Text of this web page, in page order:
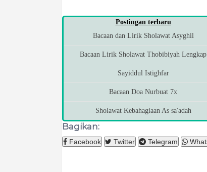
Postingan terbaru
Bacaan dan Lirik Sholawat Asyghil
Bacaan Lirik Sholawat Thobibiyah Lengkap
Sayiddul Istighfar
Bacaan Doa Nurbuat 7x
Sholawat Kebahagiaan As sa'adah
Bagikan:
Facebook Twitter Telegram